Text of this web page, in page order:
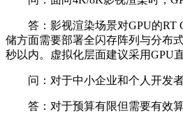
答：影视渲染场景对GPU的RT
储方面需要部署全闪存阵列与分布
秒以内。虚拟化层面建议采用GPU
问：对于中小企业和个人开发者
答：对于预算有限但需要有效算